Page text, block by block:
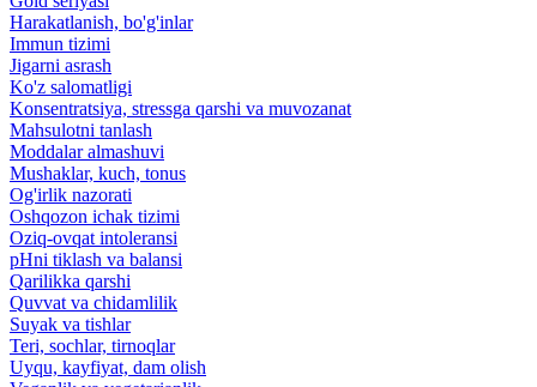
Harakatlanish, bo'g'inlar
Immun tizimi
Jigarni asrash
Ko'z salomatligi
Konsentratsiya, stressga qarshi va muvozanat
Mahsulotni tanlash
Moddalar almashuvi
Mushaklar, kuch, tonus
Og'irlik nazorati
Oshqozon ichak tizimi
Oziq-ovqat intoleransi
pHni tiklash va balansi
Qarilikka qarshi
Quvvat va chidamlilik
Suyak va tishlar
Teri, sochlar, tirnoqlar
Uyqu, kayfiyat, dam olish